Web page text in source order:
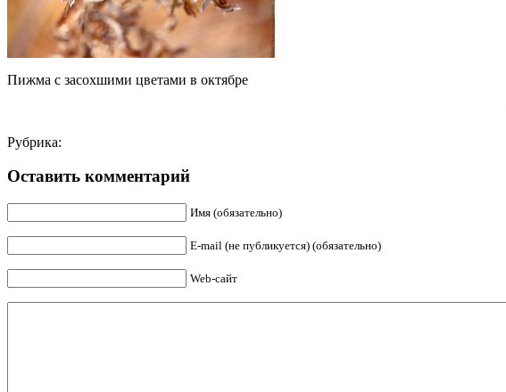
Пижма с засохшими цветами в октябре
Рубрика:
Оставить комментарий
Имя (обязательно)
E-mail (не публикуется) (обязательно)
Web-сайт